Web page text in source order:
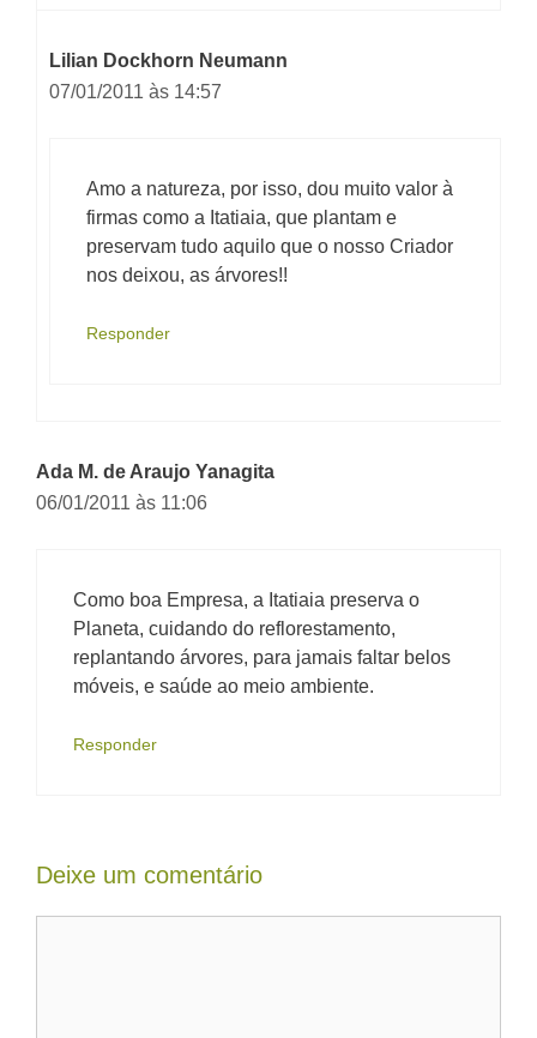
Lilian Dockhorn Neumann
07/01/2011 às 14:57
Amo a natureza, por isso, dou muito valor à
firmas como a Itatiaia, que plantam e
preservam tudo aquilo que o nosso Criador
nos deixou, as árvores!!
Responder
Ada M. de Araujo Yanagita
06/01/2011 às 11:06
Como boa Empresa, a Itatiaia preserva o
Planeta, cuidando do reflorestamento,
replantando árvores, para jamais faltar belos
móveis, e saúde ao meio ambiente.
Responder
Deixe um comentário